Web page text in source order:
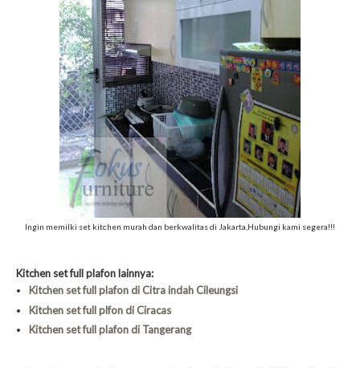
Ingin memilki set kitchen murah dan berkwalitas di Jakarta,Hubungi kami segera!!!
Kitchen set full plafon lainnya:
Kitchen set full plafon di Citra indah Cileungsi
Kitchen set full plfon di Ciracas
Kitchen set full plafon di Tangerang